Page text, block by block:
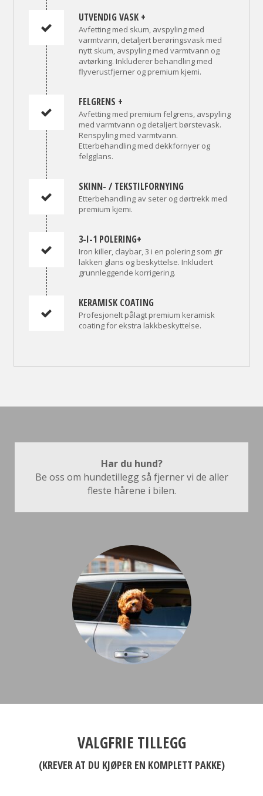
UTVENDIG VASK +
Avfetting med skum, avspyling med
varmtvann, detaljert berøringsvask med
nytt skum, avspyling med varmtvann og
avtørking. Inkluderer behandling med
flyverustfjerner og premium kjemi.
FELGRENS +
Avfetting med premium felgrens, avspyling
med varmtvann og detaljert børstevask.
Renspyling med varmtvann.
Etterbehandling med dekkfornyer og
felgglans.
SKINN- / TEKSTILFORNYING
Etterbehandling av seter og dørtrekk med
premium kjemi.
3-I-1 POLERING+
Iron killer, claybar, 3 i en polering som gir
lakken glans og beskyttelse. Inkludert
grunnleggende korrigering.
KERAMISK COATING
Profesjonelt pålagt premium keramisk
coating for ekstra lakkbeskyttelse.
Har du hund?
Be oss om hundetillegg så fjerner vi de aller
fleste hårene i bilen.
VALGFRIE TILLEGG
(KREVER AT DU KJØPER EN KOMPLETT PAKKE)